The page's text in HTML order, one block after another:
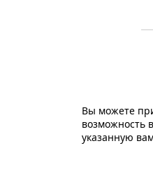
Вы можете
возможность
указанную